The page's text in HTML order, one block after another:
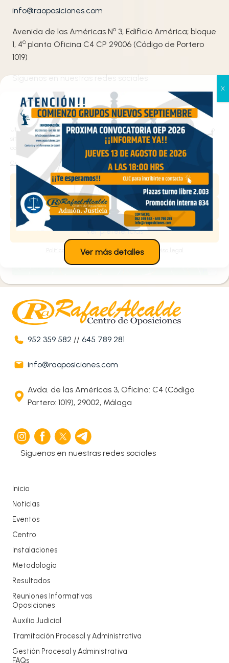
Gestionar el consentimiento
de las cookies
Utilizamos cookies propias y de terceros para analizar el tráfico en nuestro
sitio web y personalizar el contenido. Puede aceptar todas las cookies,
configurarlas según sus preferencias o rechazarlas.
Gestionar los servicios
Aceptar
Denegar
Ver preferencias
Política de cookiesPolítica de privacidad
info@raoposiciones.com
Avenida de las Américas No 3, Edificio América; bloque
1, 4ª planta Oficina C4 CP 29006 (Código de Portero
1019)
Síguenos en nuestras redes sociales
Haz clic en «Estoy de acuerdo» para activar
Google maps
Política de cookies
Estoy de acuerdo
952 359 582 //645 789 281
info@raoposiciones.com
Avda. de las Américas 3, Oficina: C4 (Código
Portero: 1019), 29002, Málaga
Síguenos en nuestras redes sociales
Inicio
Noticias
Eventos
Centro
Instalaciones
Metodología
Resultados
Reuniones Informativas
Oposiciones
Auxilio Judicial
Tramitación Procesal y Administrativa
Gestión Procesal y Administrativa
FAQs
Ver más detalles